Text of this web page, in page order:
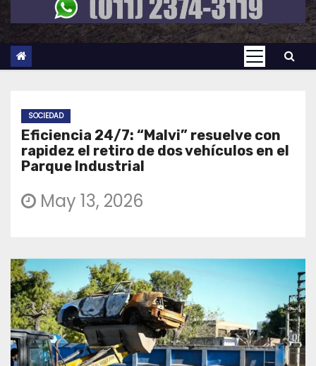
SOCIEDAD
Eficiencia 24/7: “Malvi” resuelve con
rapidez el retiro de dos vehículos en el
Parque Industrial
May 13, 2026